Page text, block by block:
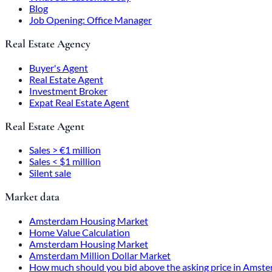
Blog
Job Opening: Office Manager
Real Estate Agency
Buyer's Agent
Real Estate Agent
Investment Broker
Expat Real Estate Agent
Real Estate Agent
Sales > €1 million
Sales < $1 million
Silent sale
Market data
Amsterdam Housing Market
Home Value Calculation
Amsterdam Housing Market
Amsterdam Million Dollar Market
How much should you bid above the asking price in